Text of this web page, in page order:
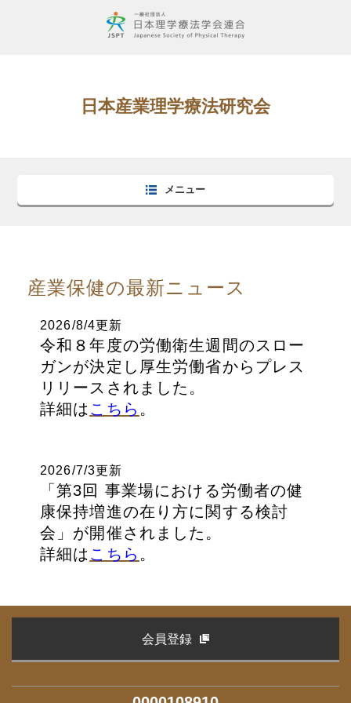
日本産業理学療法研究会
メニュー
産業保健の最新ニュース
2026/8/4更新
令和８年度の労働衛生週間のスロー
ガンが決定し厚生労働省からプレス
リリースされました。
詳細は こちら 。
2026/7/3更新
「第3回 事業場における労働者の健
康保持増進の在り方に関する検討
会」が開催されました。
詳細は こちら 。
会員登録